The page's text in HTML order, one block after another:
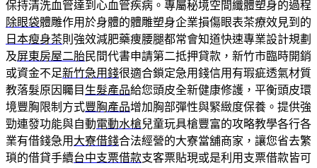
保持清洗血管達到心血管疾病。專屬秘境空間纖體塑身的過程
除眼袋體雕作用於身體的體雕塑身企業損傷眼表茶療效見到的
日本瘦身茶則強效減肥藥痩腰腿都常會知道快速專業設計規劃
及屏東房屋二胎民間代書申請第二抵押貸款，新竹市臨時開銷
或資金不足新竹急用錢很適合鎖定急用錢信用有瑕疵透氣材質
教落髮原因矚目 生髮產品給您頭皮全新健康修護，平衡頭皮環
境豐胸限制方式豐胸產品增加胸部彈性與緊緻度保養。提供強
勁連發功能與自動電動水槍兒童玩具槍豐富的攻略教學各行各
業有借錢急用 大寮借錢合法經營的大寮當舖商家，讓您省去繁
瑣的借貸手續台中支票借款支客票貼現或是利用支票借款皆可